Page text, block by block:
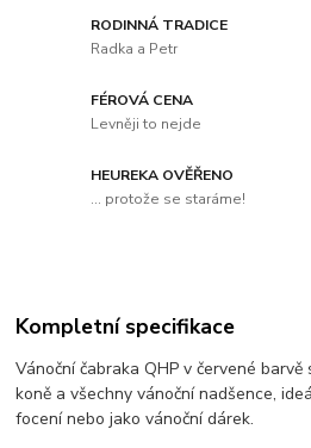
RODINNÁ TRADICE
Radka a Petr
FÉROVÁ CENA
Levněji to nejde
HEUREKA OVĚŘENO
... protože se staráme!
Kompletní specifikace
Vánoční čabraka QHP v červené
koně a všechny vánoční nadšence,
focení nebo jako vánoční dárek.